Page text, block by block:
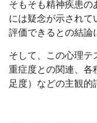
そもそも精神疾患の
には疑念が示されて
評価できるとの結論
そして、この心理
重症度との関連、各
足度）などの主観的